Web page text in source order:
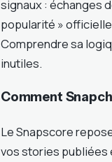
signaux : échanges
popularité »
Comprendre sa
inutiles.
Comment
Le Snapscore
vos stories publiées